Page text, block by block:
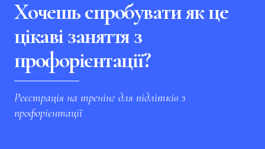
Хочешь спробувати як це
цікаві заняття з
профорієнтації?
Реєстрація на тренінг для підлітків з
профорієнтації